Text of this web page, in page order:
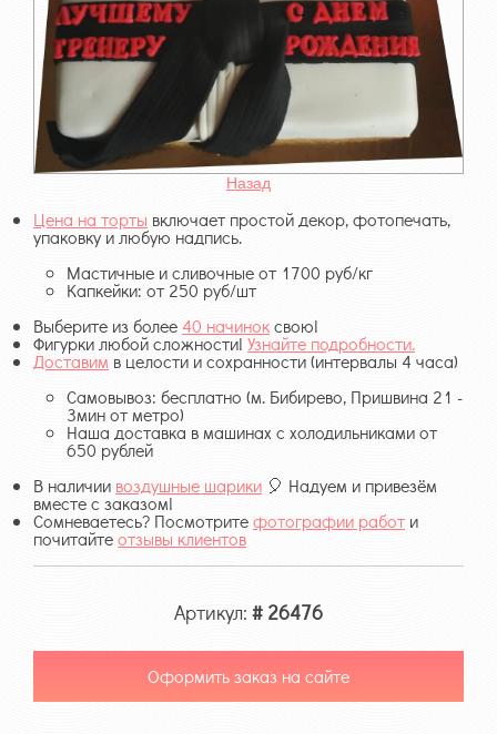
Назад
Цена на торты включает простой декор, фотопечать,
упаковку и любую надпись.
Мастичные и сливочные от 1700 руб/кг
Капкейки: от 250 руб/шт
Выберите из более 40 начиноксвою!
Фигурки любой сложности!Узнайте подробности.
Доставим в целости и сохранности (интервалы 4 часа)
Самовывоз: бесплатно (м. Бибирево, Пришвина 21 -
3мин от метро)
Наша доставка в машинах с холодильниками от
650 рублей
В наличии воздушные шарики 🎈 Надуем и привезём
вместе с заказом!
Сомневаетесь? Посмотритефотографии работ и
почитайтеотзывы клиентов
Артикул: # 26476
Оформить заказ на сайте